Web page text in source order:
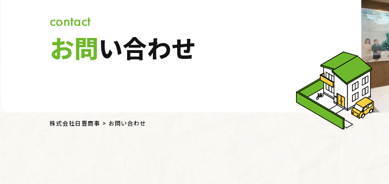
contact
お問い合わせ
株式会社日豊商事 > お問い合わせ